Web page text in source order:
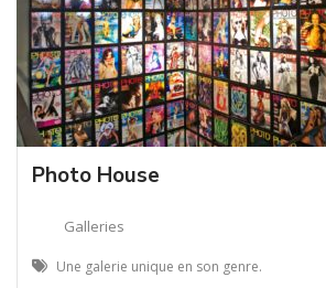
Photo House
Galleries
Une galerie unique en son genre.